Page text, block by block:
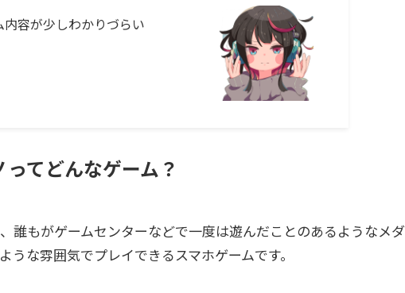
容が少しわかりづらい
てどんなゲーム？
誰もがゲームセンターなどで一度は遊んだことのあるようなメダ
うな雰囲気でプレイできるスマホゲームです。